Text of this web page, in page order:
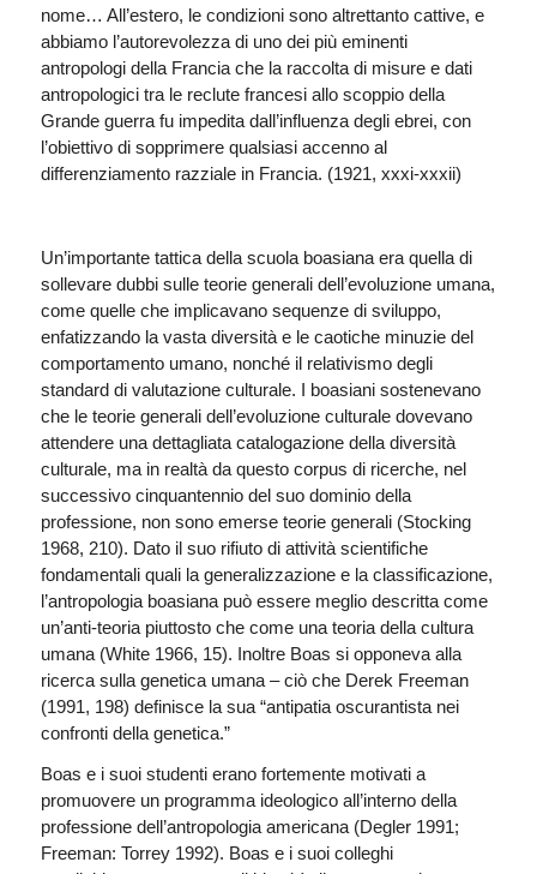
nome… All’estero, le condizioni sono altrettanto cattive, e
abbiamo l’autorevolezza di uno dei più eminenti
antropologi della Francia che la raccolta di misure e dati
antropologici tra le reclute francesi allo scoppio della
Grande guerra fu impedita dall’influenza degli ebrei, con
l’obiettivo di sopprimere qualsiasi accenno al
differenziamento razziale in Francia. (1921, xxxi-xxxii)
Un’importante tattica della scuola boasiana era quella di
sollevare dubbi sulle teorie generali dell’evoluzione umana,
come quelle che implicavano sequenze di sviluppo,
enfatizzando la vasta diversità e le caotiche minuzie del
comportamento umano, nonché il relativismo degli
standard di valutazione culturale. I boasiani sostenevano
che le teorie generali dell’evoluzione culturale dovevano
attendere una dettagliata catalogazione della diversità
culturale, ma in realtà da questo corpus di ricerche, nel
successivo cinquantennio del suo dominio della
professione, non sono emerse teorie generali (Stocking
1968, 210). Dato il suo rifiuto di attività scientifiche
fondamentali quali la generalizzazione e la classificazione,
l’antropologia boasiana può essere meglio descritta come
un’anti-teoria piuttosto che come una teoria della cultura
umana (White 1966, 15). Inoltre Boas si opponeva alla
ricerca sulla genetica umana – ciò che Derek Freeman
(1991, 198) definisce la sua “antipatia oscurantista nei
confronti della genetica.”
Boas e i suoi studenti erano fortemente motivati a
promuovere un programma ideologico all’interno della
professione dell’antropologia americana (Degler 1991;
Freeman: Torrey 1992). Boas e i suoi colleghi